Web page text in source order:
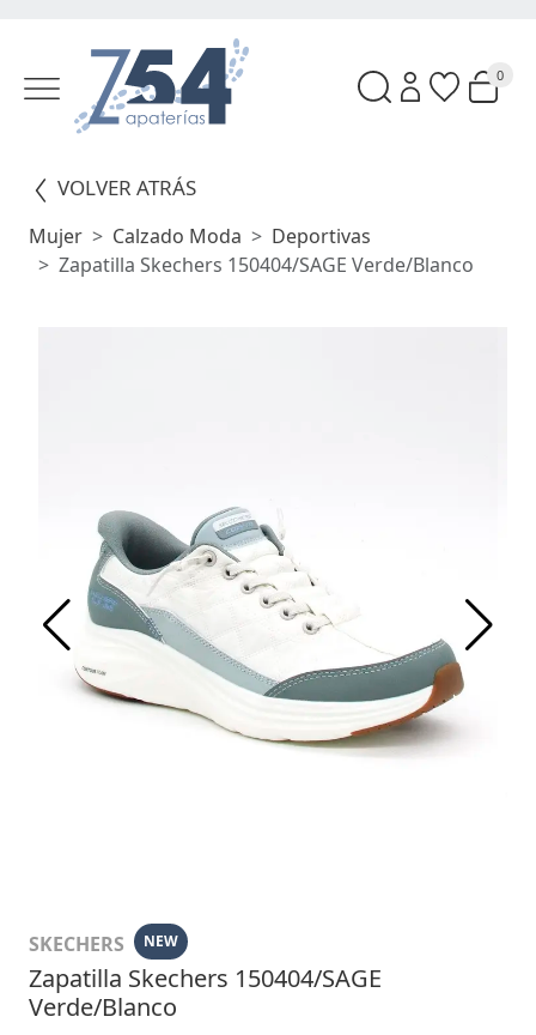
0
VOLVER ATRÁS
Mujer Calzado Moda
Deportivas
Zapatilla Skechers 150404/SAGE Verde/Blanco
SKECHERS NEW
Zapatilla Skechers 150404/SAGE
Verde/Blanco